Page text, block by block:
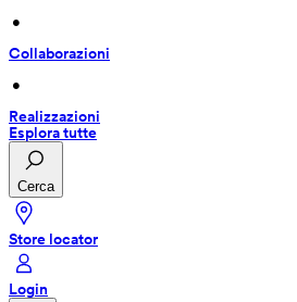
•
Collaborazioni
•
Realizzazioni
Esplora tutte
Cerca
Store locator
Login